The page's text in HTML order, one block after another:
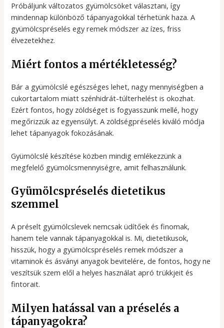
Próbáljunk változatos gyümölcsöket választani, így
mindennap különböző tápanyagokkal térhetünk haza. A
gyümölcspréselés egy remek módszer az ízes, friss
élvezetekhez.
Miért fontos a mértékletesség?
Bár a gyümölcslé egészséges lehet, nagy mennyiségben a
cukortartalom miatt szénhidrát-túlterhelést is okozhat.
Ezért fontos, hogy zöldséget is fogyasszunk mellé, hogy
megőrizzük az egyensúlyt. A zöldségpréselés kiváló módja
lehet tápanyagok fokozásának.
Gyümölcslé készítése közben mindig emlékezzünk a
megfelelő gyümölcsmennyiségre, amit felhasználunk.
Gyümölcspréselés dietetikus
szemmel
A préselt gyümölcslevek nemcsak üdítőek és finomak,
hanem tele vannak tápanyagokkal is. Mi, dietetikusok,
hisszük, hogy a gyümölcspréselés remek módszer a
vitaminok és ásványi anyagok bevitelére, de fontos, hogy ne
veszítsük szem elől a helyes használat apró trükkjeit és
fintorait.
Milyen hatással van a préselés a
tápanyagokra?